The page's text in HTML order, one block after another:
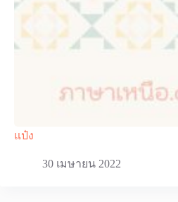
แป๋ง
30 เมษายน 2022